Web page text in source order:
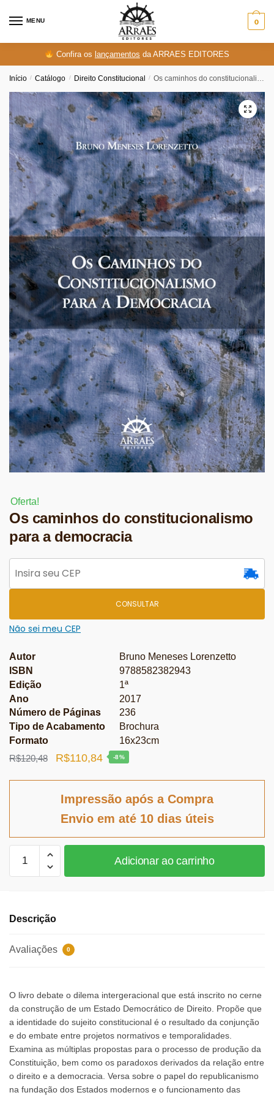
MENU 0
Confira os lançamentos da ARRAES EDITORES
Início / Catálogo / Direito Constitucional / Os caminhos do constitucionalismo para a democracia
Oferta!
Os caminhos do constitucionalismo
para a democracia
CONSULTAR
Não sei meu CEP
Autor
Bruno Meneses Lorenzetto
ISBN
9788582382943
Edição
1ª
Ano
2017
Número de Páginas
236
Tipo de Acabamento
Brochura
Formato
16x23cm
R$120,48
O
original
R$110,84O
atual
-8%
Impressão após a Compra
Envio em até 10 dias úteis
caminhos
a
quantidade
Adicionar ao carrinho
Descrição
Avaliações 0
O livro debate o dilema intergeracional que está inscrito no cerne
da construção de um Estado Democrático de Direito. Propõe que
a identidade do sujeito constitucional é o resultado da conjunção
e do embate entre projetos normativos e temporalidades.
Examina as múltiplas propostas para o processo de produção da
Constituição, bem como os paradoxos derivados da relação entre
o direito e a democracia. Versa sobre o papel do republicanismo
na fundação dos Estados modernos e o funcionamento das